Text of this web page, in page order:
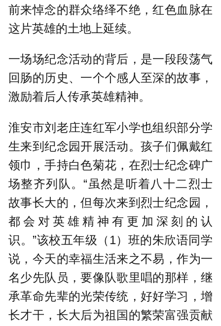
前来悼念的群众络绎不绝，红色血脉在
这片英雄的土地上延续。
一场场纪念活动的背后，是一段段荡气
回肠的历史、一个个感人至深的故事，
激励着后人传承英雄精神。
淮安市刘老庄连红军小学也组织部分学
生来到纪念园开展活动。孩子们佩戴红
领巾，手持白色菊花，在烈士纪念碑广
场整齐列队。“虽然是听着八十二烈士
故事长大的，但每次来到烈士纪念园，
都会对英雄精神有更加深刻的认
识。”该校五年级（1）班的朱欣语同学
说，今天的幸福生活来之不易，作为一
名少先队员，要像队歌里唱的那样，继
承革命先辈的光荣传统，好好学习，增
长才干，长大后为祖国的繁荣富强贡献